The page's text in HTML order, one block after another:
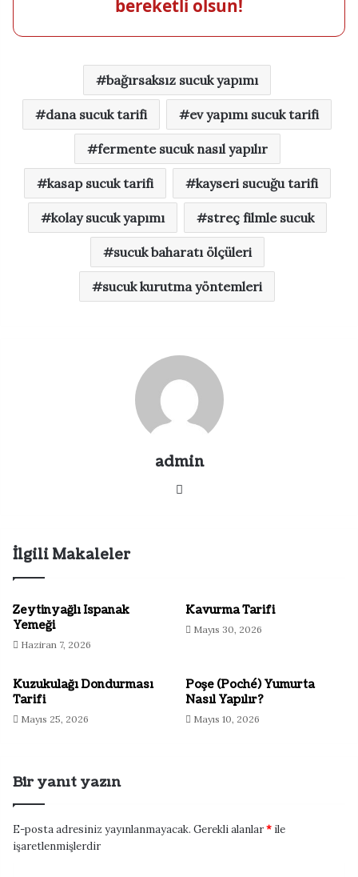
bereketli olsun!
bağırsaksız sucuk yapımı
dana sucuk tarifi ev yapımı sucuk tarifi
fermente sucuk nasıl yapılır
kasap sucuk tarifi kayseri sucuğu tarifi
kolay sucuk yapımı streç filmle sucuk
sucuk baharatı ölçüleri
sucuk kurutma yöntemleri
admin
İlgili Makaleler
Zeytinyağlı Ispanak
Yemeği
Haziran 7, 2026
Kavurma Tarifi
Mayıs 30, 2026
Kuzukulağı Dondurması
Tarifi
Mayıs 25, 2026
Poşe (Poché) Yumurta
Nasıl Yapılır?
Mayıs 10, 2026
Bir yanıt yazın
E-posta adresiniz yayınlanmayacak. Gerekli alanlar* ile
işaretlenmişlerdir